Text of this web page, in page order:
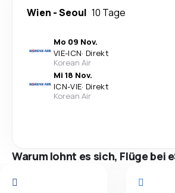
Wien -Seoul 10 Tage
Mo 09 Nov.
VIE-ICN· Direkt
Korean Air
Mi 18 Nov.
ICN-VIE· Direkt
Korean Air
Warum lohnt es sich, Flüge bei